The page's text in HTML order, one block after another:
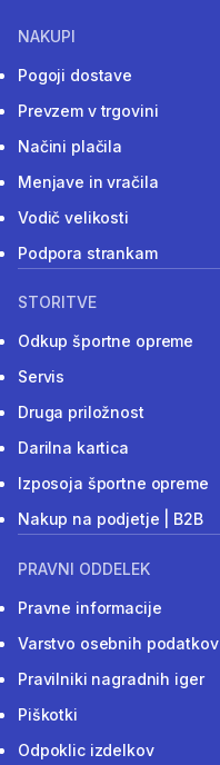
NAKUPI
Pogoji dostave
Prevzem v trgovini
Načini plačila
Menjave in vračila
Vodič velikosti
Podpora strankam
STORITVE
Odkup športne opreme
Servis
Druga priložnost
Darilna kartica
Izposoja športne opreme
Nakup na podjetje | B2B
PRAVNI ODDELEK
Pravne informacije
Varstvo osebnih podatkov
Pravilniki nagradnih iger
Piškotki
Odpoklic izdelkov